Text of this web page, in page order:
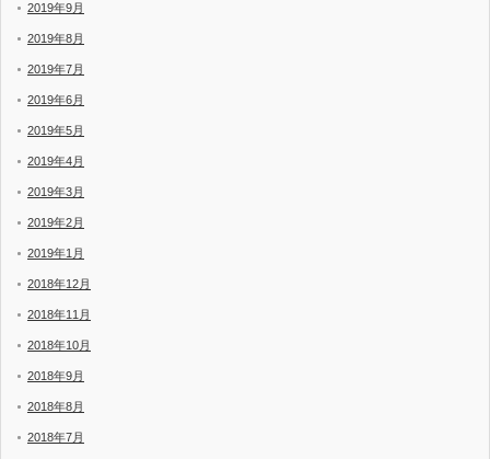
2019年9月
2019年8月
2019年7月
2019年6月
2019年5月
2019年4月
2019年3月
2019年2月
2019年1月
2018年12月
2018年11月
2018年10月
2018年9月
2018年8月
2018年7月